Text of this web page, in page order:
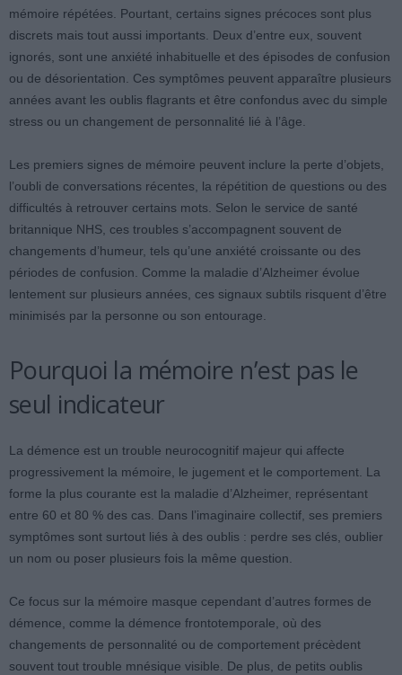
mémoire répétées. Pourtant, certains signes précoces sont plus
discrets mais tout aussi importants. Deux d’entre eux, souvent
ignorés, sont une anxiété inhabituelle et des épisodes de confusion
ou de désorientation. Ces symptômes peuvent apparaître plusieurs
années avant les oublis flagrants et être confondus avec du simple
stress ou un changement de personnalité lié à l’âge.
Les premiers signes de mémoire peuvent inclure la perte d’objets,
l’oubli de conversations récentes, la répétition de questions ou des
difficultés à retrouver certains mots. Selon le service de santé
britannique NHS, ces troubles s’accompagnent souvent de
changements d’humeur, tels qu’une anxiété croissante ou des
périodes de confusion. Comme la maladie d’Alzheimer évolue
lentement sur plusieurs années, ces signaux subtils risquent d’être
minimisés par la personne ou son entourage.
Pourquoi la mémoire n’est pas le
seul indicateur
La démence est un trouble neurocognitif majeur qui affecte
progressivement la mémoire, le jugement et le comportement. La
forme la plus courante est la maladie d’Alzheimer, représentant
entre 60 et 80 % des cas. Dans l’imaginaire collectif, ses premiers
symptômes sont surtout liés à des oublis : perdre ses clés, oublier
un nom ou poser plusieurs fois la même question.
Ce focus sur la mémoire masque cependant d’autres formes de
démence, comme la démence frontotemporale, où des
changements de personnalité ou de comportement précèdent
souvent tout trouble mnésique visible. De plus, de petits oublis